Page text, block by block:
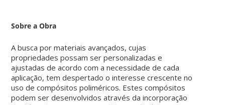
Sobre a Obra
A busca por materiais avançados, cujas
propriedades possam ser personalizadas e
ajustadas de acordo com a necessidade de cada
aplicação, tem despertado o interesse crescente no
uso de compósitos poliméricos. Estes compósitos
podem ser desenvolvidos através da incorporação